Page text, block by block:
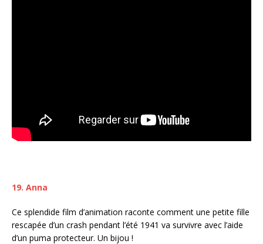
19. Anna
Ce splendide film d’animation raconte comment une petite fille
rescapée d’un crash pendant l’été 1941 va survivre avec l’aide
d’un puma protecteur. Un bijou !